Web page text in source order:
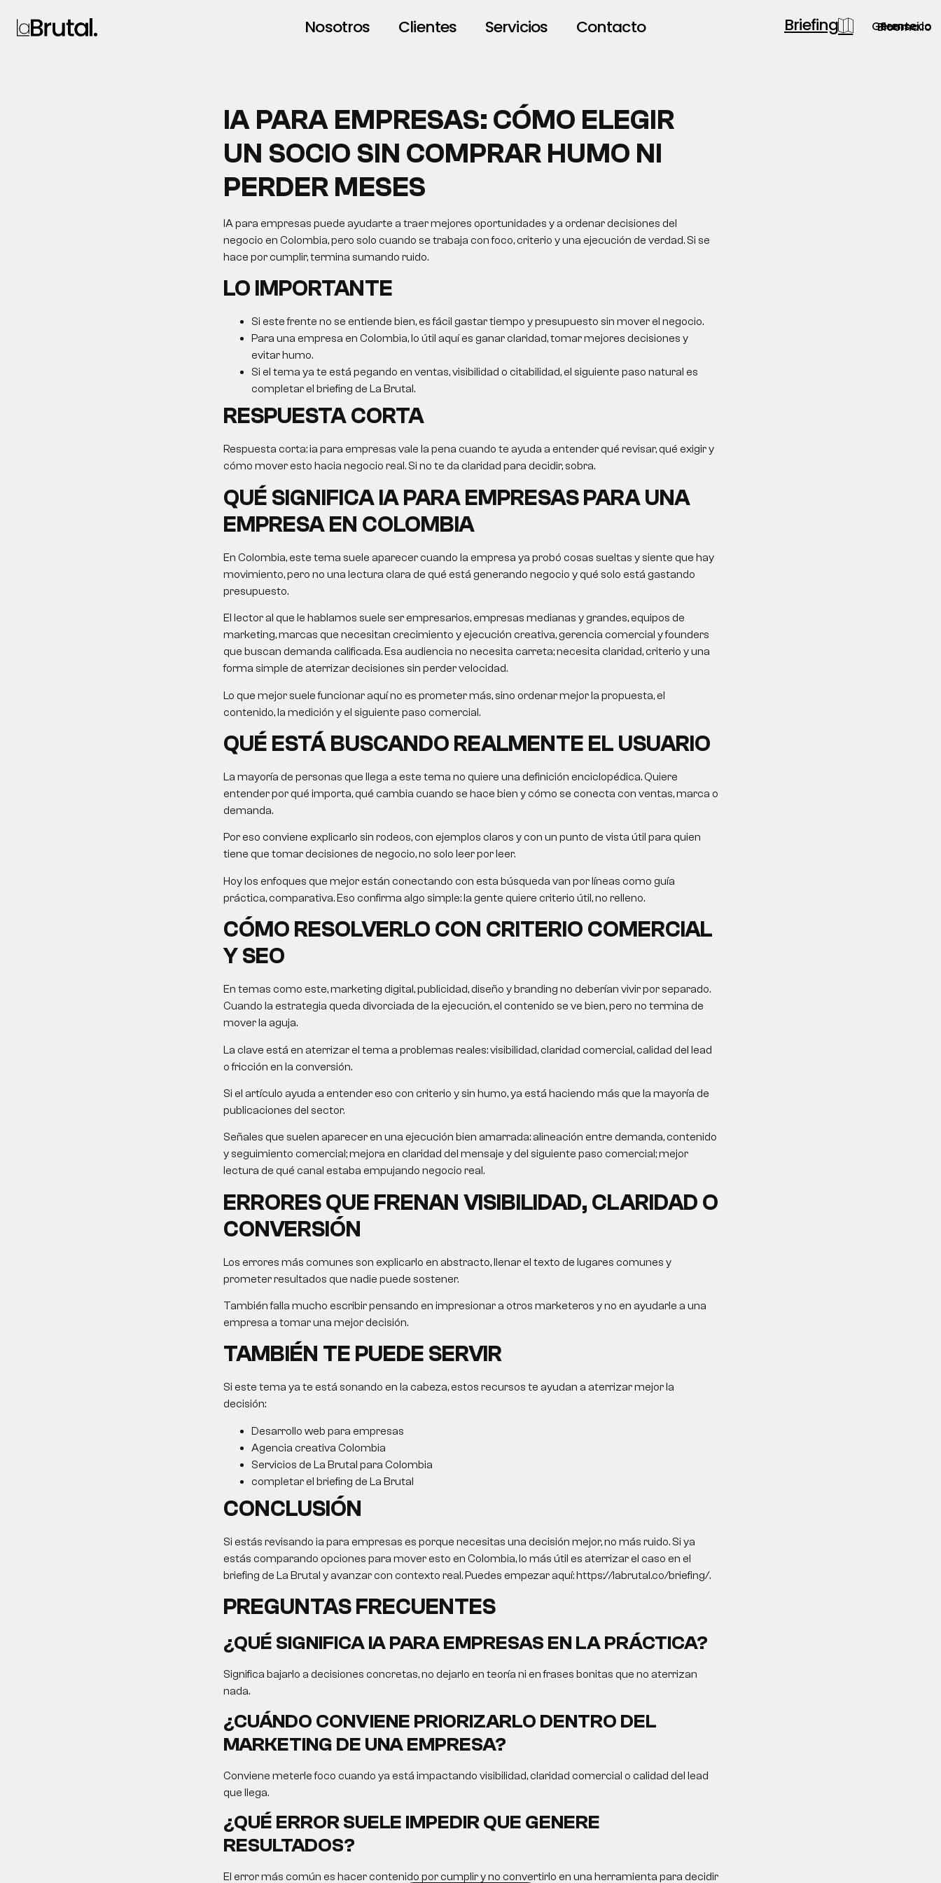
Nosotros Clientes Servicios Contacto Briefing Blooma.io
Semsei.io
Gerente.co
IA PARA EMPRESAS: CÓMO ELEGIR
UN SOCIO SIN COMPRAR HUMO NI
PERDER MESES
IA para empresas puede ayudarte a traer mejores oportunidades y a ordenar decisiones del
negocio en Colombia, pero solo cuando se trabaja con foco, criterio y una ejecución de verdad. Si se
hace por cumplir, termina sumando ruido.
LO IMPORTANTE
Si este frente no se entiende bien, es fácil gastar tiempo y presupuesto sin mover el negocio.
Para una empresa en Colombia, lo útil aquí es ganar claridad, tomar mejores decisiones y
evitar humo.
Si el tema ya te está pegando en ventas, visibilidad o citabilidad, el siguiente paso natural es
completar el briefing de La Brutal.
RESPUESTA CORTA
Respuesta corta:ia para empresas vale la pena cuando te ayuda a entender qué revisar, qué exigir y
cómo mover esto hacia negocio real. Si no te da claridad para decidir, sobra.
QUÉ SIGNIFICAIA PARA EMPRESASPARA UNA
EMPRESA EN COLOMBIA
En Colombia, este tema suele aparecer cuando la empresa ya probó cosas sueltas y siente que hay
movimiento, pero no una lectura clara de qué está generando negocio y qué solo está gastando
presupuesto.
El lector al que le hablamos suele ser empresarios, empresas medianas y grandes, equipos de
marketing, marcas que necesitan crecimiento y ejecución creativa, gerencia comercial y founders
que buscan demanda calificada. Esa audiencia no necesita carreta; necesita claridad, criterio y una
forma simple de aterrizar decisiones sin perder velocidad.
Lo que mejor suele funcionar aquí no es prometer más, sino ordenar mejor la propuesta, el
contenido, la medición y el siguiente paso comercial.
QUÉ ESTÁ BUSCANDO REALMENTE EL USUARIO
La mayoría de personas que llega a este tema no quiere una definición enciclopédica. Quiere
entender por qué importa, qué cambia cuando se hace bien y cómo se conecta con ventas, marca o
demanda.
Por eso conviene explicarlo sin rodeos, con ejemplos claros y con un punto de vista útil para quien
tiene que tomar decisiones de negocio, no solo leer por leer.
Hoy los enfoques que mejor están conectando con esta búsqueda van por líneas como guía
práctica, comparativa. Eso confirma algo simple: la gente quiere criterio útil, no relleno.
CÓMO RESOLVERLO CON CRITERIO COMERCIAL
Y SEO
En temas como este, marketing digital, publicidad, diseño y branding no deberían vivir por separado.
Cuando la estrategia queda divorciada de la ejecución, el contenido se ve bien, pero no termina de
mover la aguja.
La clave está en aterrizar el tema a problemas reales: visibilidad, claridad comercial, calidad del lead
o fricción en la conversión.
Si el artículo ayuda a entender eso con criterio y sin humo, ya está haciendo más que la mayoría de
publicaciones del sector.
Señales que suelen aparecer en una ejecución bien amarrada: alineación entre demanda, contenido
y seguimiento comercial; mejora en claridad del mensaje y del siguiente paso comercial; mejor
lectura de qué canal estaba empujando negocio real.
ERRORES QUE FRENAN VISIBILIDAD, CLARIDAD O
CONVERSIÓN
Los errores más comunes son explicarlo en abstracto, llenar el texto de lugares comunes y
prometer resultados que nadie puede sostener.
También falla mucho escribir pensando en impresionar a otros marketeros y no en ayudarle a una
empresa a tomar una mejor decisión.
TAMBIÉN TE PUEDE SERVIR
Si este tema ya te está sonando en la cabeza, estos recursos te ayudan a aterrizar mejor la
decisión:
Desarrollo web para empresas
Agencia creativa Colombia
Servicios de La Brutal para Colombia
completar el briefing de La Brutal
CONCLUSIÓN
Si estás revisando ia para empresas es porque necesitas una decisión mejor, no más ruido. Si ya
estás comparando opciones para mover esto en Colombia, lo más útil es aterrizar el caso en el
briefing de La Brutal y avanzar con contexto real. Puedes empezar aquí: https://labrutal.co/briefing/.
PREGUNTAS FRECUENTES
¿QUÉ SIGNIFICAIA PARA EMPRESAS EN LA PRÁCTICA?
Significa bajarlo a decisiones concretas, no dejarlo en teoría ni en frases bonitas que no aterrizan
nada.
¿CUÁNDO CONVIENE PRIORIZARLO DENTRO DEL
MARKETING DE UNA EMPRESA?
Conviene meterle foco cuando ya está impactando visibilidad, claridad comercial o calidad del lead
que llega.
¿QUÉ ERROR SUELE IMPEDIR QUE GENERE
RESULTADOS?
El error más común es hacer contenido por cumplir y no convertirlo en una herramienta para decidir